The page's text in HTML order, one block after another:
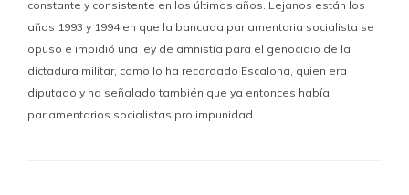
constante y consistente en los últimos años. Lejanos están los
años 1993 y 1994 en que la bancada parlamentaria socialista se
opuso e impidió una ley de amnistía para el genocidio de la
dictadura militar, como lo ha recordado Escalona, quien era
diputado y ha señalado también que ya entonces había
parlamentarios socialistas pro impunidad.